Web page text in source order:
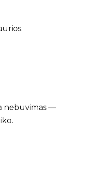
nebuvimas —